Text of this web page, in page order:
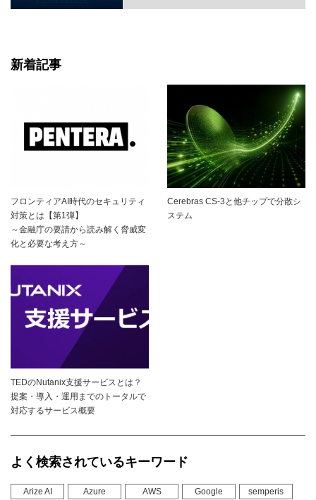
新着記事
フロンティアAI時代のセキュリティ
対策とは【第1弾】
～金融庁の要請から読み解く脅威変
化と必要な考え方～
Cerebras CS-3と他チップで分散シ
ステム
TEDのNutanix支援サービスとは？
提案・導入・運用までのトータルで
対応するサービス概要
よく検索されているキーワード
Arize AI Azure AWS Google semperis